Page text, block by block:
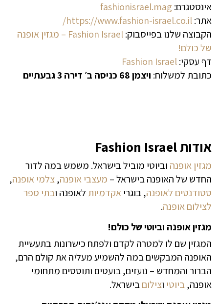
אינסטגרם: fashionisrael.mag
אתר:https://www.fashion-israel.co.il/
הקבוצה שלנו בפייסבוק:
Fashion Israel – מגזין אופנה
של כולם!
דף עסקי:Fashion Israel
כתובת למשלוח: ויצמן 68 כניסה ב׳ דירה 3 גבעתיים
אודות Fashion Israel
מגזין אופנה וביוטי מוביל בישראל. משמש במה לדור
החדש של האופנה בישראל – מעצבי אופנה,צלמי אופנה,
סטודנטים לאופנה, בוגריאקדמיות לאופנה ובתי ספר
לצילום אופנה.
מגזין אופנה וביוטי של כולם!
המגזין שם לו למטרה לקדם ולפתח כישרונות בתעשיית
האופנה המבקשים במה להשמיע מעליה את קולם הרם,
הברור והמחדש – נועזים, בועטים ותוססים מתחומי
אופנה,ביוטי וצילוםבישראל.